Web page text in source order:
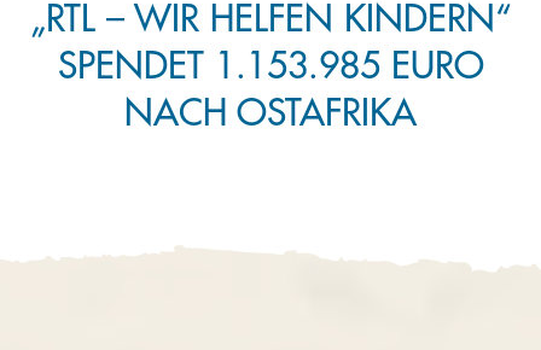
Jahresberichte
Paten und Projekte
„RTL – WIR HELFEN KINDERN“
SPENDET 1.153.985 EURO
NACH OSTAFRIKA